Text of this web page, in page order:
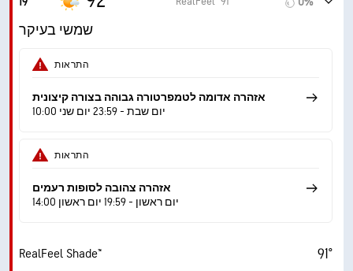
משב רוח
לחות
נקודת טל 62° F
ראות
שמשי בעיקר
התראות
אזהרה אדומה לטמפרטורה גבוהה בצורה קיצונית
10:00 יום שבת - 23:59 יום שני
התראות
אזהרה צהובה לסופות רעמים
14:00 יום ראשון - 19:59 יום ראשון
RealFeel Shade™ 91°